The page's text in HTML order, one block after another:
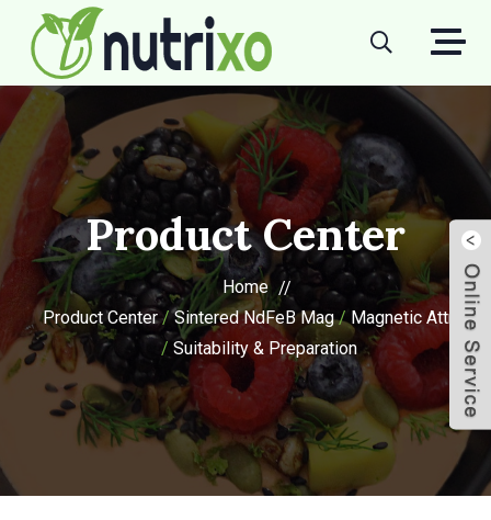
Product Center
Home
Product Center/Sintered NdFeB Mag/Magnetic Attract
/ Suitability & Preparation